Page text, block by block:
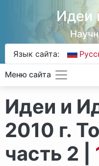
Идеи
Язык сайта:
Меню сайта
Идеи и
2010 г.
часть 2 |